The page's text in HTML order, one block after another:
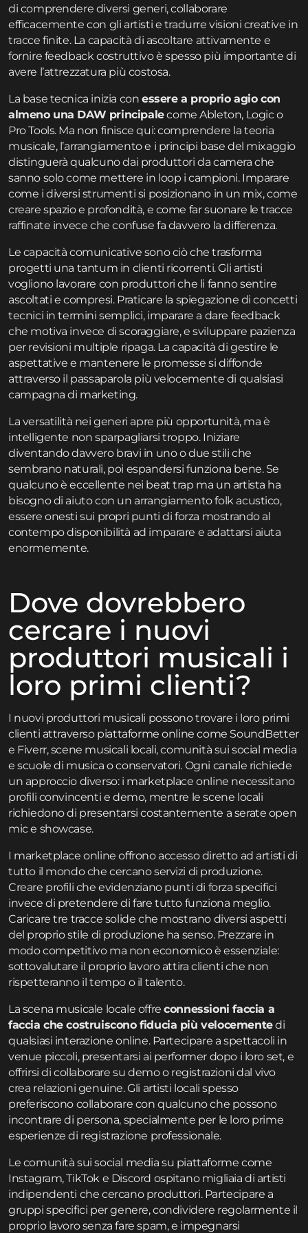
di comprendere diversi generi, collaborare
efficacemente con gli artisti e tradurre visioni creative in
tracce finite. La capacità di ascoltare attivamente e
fornire feedback costruttivo è spesso più importante di
avere l’attrezzatura più costosa.
La base tecnica inizia con essere a proprio agio con
almeno una DAW principalecome Ableton, Logic o
Pro Tools. Ma non finisce qui: comprendere la teoria
musicale, l’arrangiamento e i principi base del mixaggio
distinguerà qualcuno dai produttori da camera che
sanno solo come mettere in loop i campioni. Imparare
come i diversi strumenti si posizionano in un mix, come
creare spazio e profondità, e come far suonare le tracce
raffinate invece che confuse fa davvero la differenza.
Le capacità comunicative sono ciò che trasforma
progetti una tantum in clienti ricorrenti. Gli artisti
vogliono lavorare con produttori che li fanno sentire
ascoltati e compresi. Praticare la spiegazione di concetti
tecnici in termini semplici, imparare a dare feedback
che motiva invece di scoraggiare, e sviluppare pazienza
per revisioni multiple ripaga. La capacità di gestire le
aspettative e mantenere le promesse si diffonde
attraverso il passaparola più velocemente di qualsiasi
campagna di marketing.
La versatilità nei generi apre più opportunità, ma è
intelligente non sparpagliarsi troppo. Iniziare
diventando davvero bravi in uno o due stili che
sembrano naturali, poi espandersi funziona bene. Se
qualcuno è eccellente nei beat trap ma un artista ha
bisogno di aiuto con un arrangiamento folk acustico,
essere onesti sui propri punti di forza mostrando al
contempo disponibilità ad imparare e adattarsi aiuta
enormemente.
Dove dovrebbero
cercare i nuovi
produttori musicali i
loro primi clienti?
I nuovi produttori musicali possono trovare i loro primi
clienti attraverso piattaforme online come SoundBetter
e Fiverr, scene musicali locali, comunità sui social media
e scuole di musica o conservatori. Ogni canale richiede
un approccio diverso: i marketplace online necessitano
profili convincenti e demo, mentre le scene locali
richiedono di presentarsi costantemente a serate open
mic e showcase.
I marketplace online offrono accesso diretto ad artisti di
tutto il mondo che cercano servizi di produzione.
Creare profili che evidenziano punti di forza specifici
invece di pretendere di fare tutto funziona meglio.
Caricare tre tracce solide che mostrano diversi aspetti
del proprio stile di produzione ha senso. Prezzare in
modo competitivo ma non economico è essenziale:
sottovalutare il proprio lavoro attira clienti che non
rispetteranno il tempo o il talento.
La scena musicale locale offreconnessioni faccia a
faccia che costruiscono fiducia più velocementedi
qualsiasi interazione online. Partecipare a spettacoli in
venue piccoli, presentarsi ai performer dopo i loro set, e
offrirsi di collaborare su demo o registrazioni dal vivo
crea relazioni genuine. Gli artisti locali spesso
preferiscono collaborare con qualcuno che possono
incontrare di persona, specialmente per le loro prime
esperienze di registrazione professionale.
Le comunità sui social media su piattaforme come
Instagram, TikTok e Discord ospitano migliaia di artisti
indipendenti che cercano produttori. Partecipare a
gruppi specifici per genere, condividere regolarmente il
proprio lavoro senza fare spam, e impegnarsi